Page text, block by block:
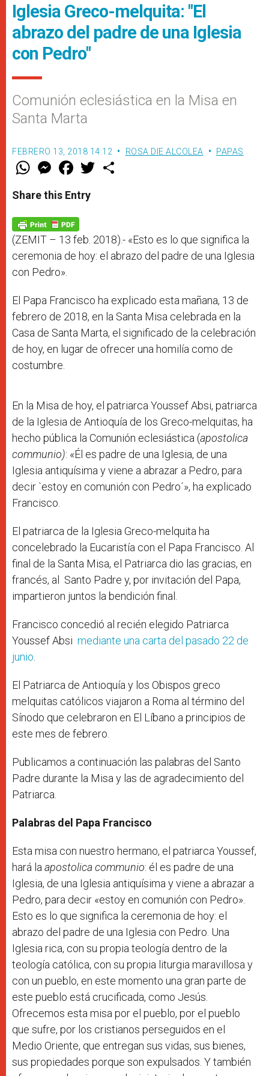
Iglesia Greco-melquita: "El
abrazo del padre de una Iglesia
con Pedro"
Comunión eclesiástica en la Misa en
Santa Marta
FEBRERO 13, 2018 14:12 ROSA DIE ALCOLEA PAPAS
W
t
s
p
p
M
e
s
e
g
e
r
F
a
e
b
o
k
w
Share this Entry
(ZEMIT – 13 feb. 2018).- «Esto es lo que significa la
ceremonia de hoy: el abrazo del padre de una Iglesia
con Pedro».
El Papa Francisco ha explicado esta mañana, 13 de
febrero de 2018, en la Santa Misa celebrada en la
Casa de Santa Marta, el significado de la celebración
de hoy, en lugar de ofrecer una homilía como de
costumbre.
En la Misa de hoy, el patriarca Youssef Absi, patriarca
de la Iglesia de Antioquía de los Greco-melquitas, ha
hecho pública la Comunión eclesiástica (apostolica
communio): «Él es padre de una Iglesia, de una
Iglesia antiquísima y viene a abrazar a Pedro, para
decir `estoy en comunión con Pedro´», ha explicado
Francisco.
El patriarca de la Iglesia Greco-melquita ha
concelebrado la Eucaristía con el Papa Francisco. Al
final de la Santa Misa, el Patriarca dio las gracias, en
francés, al Santo Padre y, por invitación del Papa,
impartieron juntos la bendición final.
Francisco concedió al recién elegido Patriarca
Youssef Absi mediante una carta del pasado 22 de
junio.
El Patriarca de Antioquía y los Obispos greco
melquitas católicos viajaron a Roma al término del
Sínodo que celebraron en El Líbano a principios de
este mes de febrero.
Publicamos a continuación las palabras del Santo
Padre durante la Misa y las de agradecimiento del
Patriarca.
Palabras del Papa Francisco
Esta misa con nuestro hermano, el patriarca Youssef,
hará laapostolica communio: él es padre de una
Iglesia, de una Iglesia antiquísima y viene a abrazar a
Pedro, para decir «estoy en comunión con Pedro».
Esto es lo que significa la ceremonia de hoy: el
abrazo del padre de una Iglesia con Pedro. Una
Iglesia rica, con su propia teología dentro de la
teología católica, con su propia liturgia maravillosa y
con un pueblo, en este momento una gran parte de
este pueblo está crucificada, como Jesús.
Ofrecemos esta misa por el pueblo, por el pueblo
que sufre, por los cristianos perseguidos en el
Medio Oriente, que entregan sus vidas, sus bienes,
sus propiedades porque son expulsados. Y también